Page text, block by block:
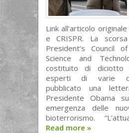
Link all’articolo
e CRISPR. La
President’s Council
Science and
costituito di diciotto
esperti di varie
pubblicato una
Presidente Obama
emergenza delle
bioterrorismo.
Read more »